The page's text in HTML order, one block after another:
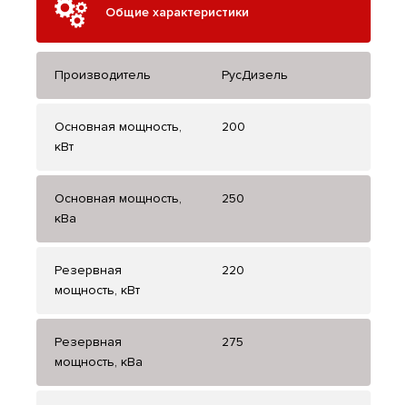
Общие характеристики
Производитель РусДизель
Основная мощность,
кВт
200
Основная мощность,
кВа
250
Резервная
мощность, кВт
220
Резервная
мощность, кВа
275